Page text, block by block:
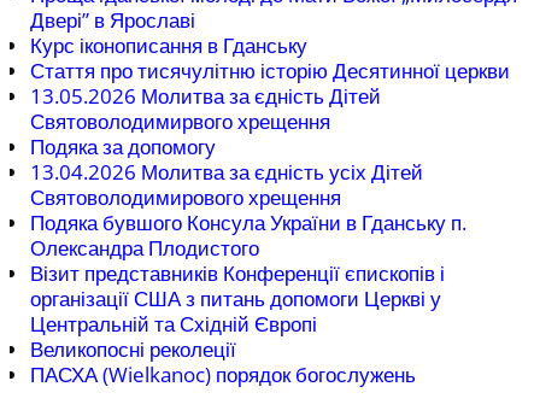
Двері” в Ярославі
Курс іконописання в Гданську
Стаття про тисячулітню історію Десятинної церкви
13.05.2026 Молитва за єдність Дітей
Святоволодимирвого хрещення
Подяка за допомогу
13.04.2026 Молитва за єдність усіх Дітей
Святоволодимирового хрещення
Подяка бувшого Консула України в Гданську п.
Олександра Плодистого
Візит представників Конференції єпископів і
організації США з питань допомоги Церкві у
Центральній та Східній Європі
Великопосні реколеції
ПАСХА (Wielkanoc) порядок богослужень